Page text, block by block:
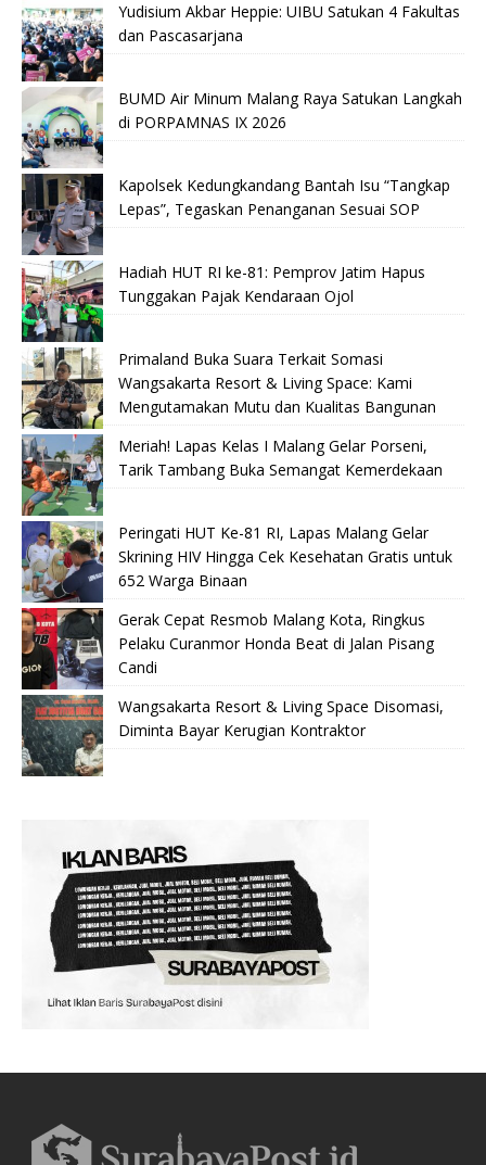
Yudisium Akbar Heppie: UIBU Satukan 4 Fakultas
dan Pascasarjana
BUMD Air Minum Malang Raya Satukan Langkah
di PORPAMNAS IX 2026
Kapolsek Kedungkandang Bantah Isu “Tangkap
Lepas”, Tegaskan Penanganan Sesuai SOP
Hadiah HUT RI ke-81: Pemprov Jatim Hapus
Tunggakan Pajak Kendaraan Ojol
Primaland Buka Suara Terkait Somasi
Wangsakarta Resort & Living Space: Kami
Mengutamakan Mutu dan Kualitas Bangunan
Meriah! Lapas Kelas I Malang Gelar Porseni,
Tarik Tambang Buka Semangat Kemerdekaan
Peringati HUT Ke-81 RI, Lapas Malang Gelar
Skrining HIV Hingga Cek Kesehatan Gratis untuk
652 Warga Binaan
Gerak Cepat Resmob Malang Kota, Ringkus
Pelaku Curanmor Honda Beat di Jalan Pisang
Candi
Wangsakarta Resort & Living Space Disomasi,
Diminta Bayar Kerugian Kontraktor